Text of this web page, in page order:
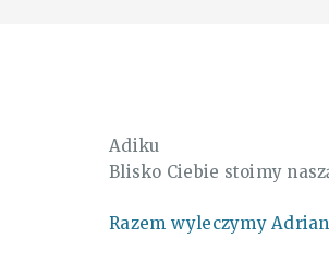
Adiku
Blisko Ciebie stoimy
Razem wyleczymy